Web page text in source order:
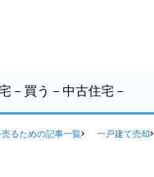
－ 買う －中古住宅－
売るための記事一覧 一戸建て売却